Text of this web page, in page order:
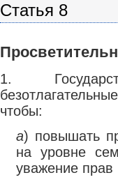
Статья 8
1.
чтобы:
a) повышать
на уровне
уважение прав